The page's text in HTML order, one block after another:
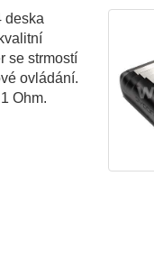
deska
se strmostí
ovládání.
Ohm.